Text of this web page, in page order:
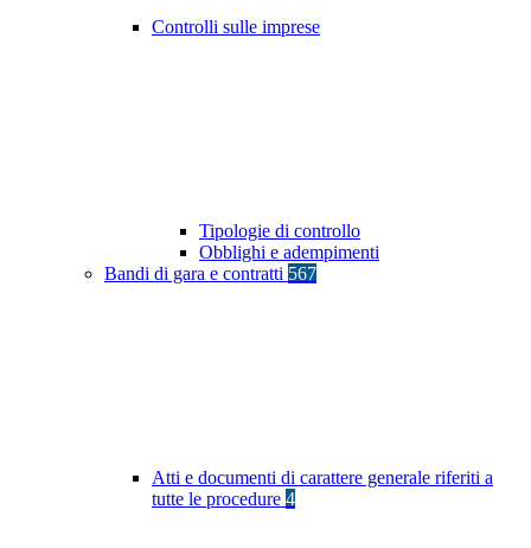
Controlli sulle imprese
Tipologie di controllo
Obblighi e adempimenti
Bandi di gara e contratti 567
Atti e documenti di carattere generale riferiti a
tutte le procedure 4